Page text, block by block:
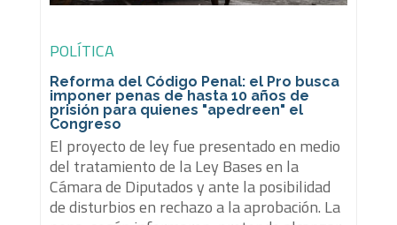
POLÍTICA
Reforma del Código Penal: el Pro busca
imponer penas de hasta 10 años de
prisión para quienes "apedreen" el
Congreso
El proyecto de ley fue presentado en medio
del tratamiento de la Ley Bases en la
Cámara de Diputados y ante la posibilidad
de disturbios en rechazo a la aprobación. La